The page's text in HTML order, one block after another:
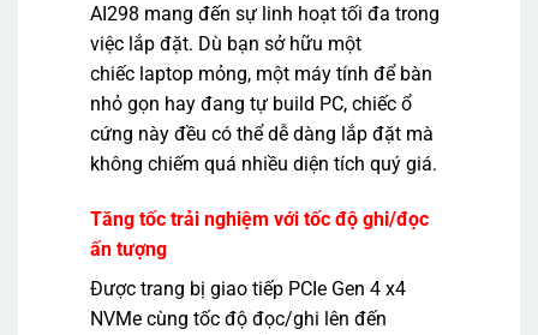
AI298 mang đến sự linh hoạt tối đa trong
việc lắp đặt. Dù bạn sở hữu một
chiếc laptop mỏng, một máy tính để bàn
nhỏ gọn hay đang tự build PC, chiếc ổ
cứng này đều có thể dễ dàng lắp đặt mà
không chiếm quá nhiều diện tích quý giá.
Tăng tốc trải nghiệm với tốc độ ghi/đọc
ấn tượng
Được trang bị giao tiếp PCIe Gen 4 x4
NVMe cùng tốc độ đọc/ghi lên đến